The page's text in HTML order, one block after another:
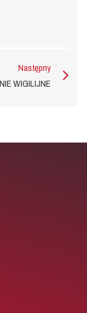
Następny
WIGILIJNE